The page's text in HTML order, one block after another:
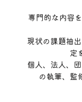
専門的な内容
現状の課題抽
定
個人、法人、
の執筆、監